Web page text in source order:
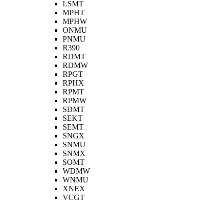
LSMT
MPHT
MPHW
ONMU
PNMU
R390
RDMT
RDMW
RPGT
RPHX
RPMT
RPMW
SDMT
SEKT
SEMT
SNGX
SNMU
SNMX
SOMT
WDMW
WNMU
XNEX
VCGT